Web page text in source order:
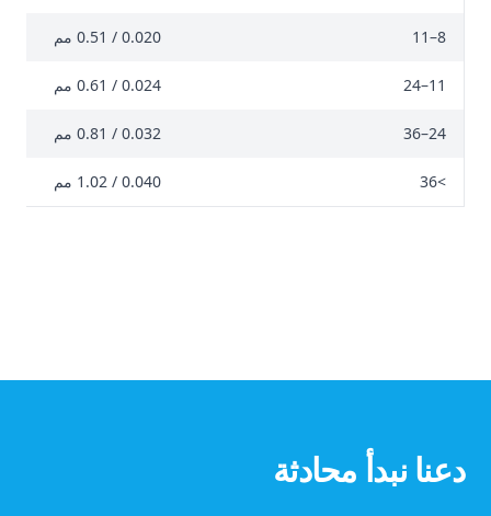
8–11 0.020 / 0.51 مم
11–24 0.024 / 0.61 مم
24–36 0.032 / 0.81 مم
>36 0.040 / 1.02 مم
دعنا نبدأ محادثة